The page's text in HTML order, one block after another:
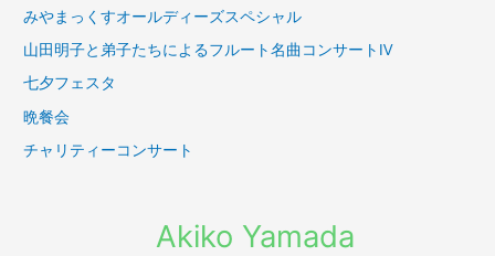
:
みやまっくすオールディーズスペシャル
山田明子と弟子たちによるフルート名曲コンサートⅣ
七夕フェスタ
晩餐会
チャリティーコンサート
Akiko Yamada